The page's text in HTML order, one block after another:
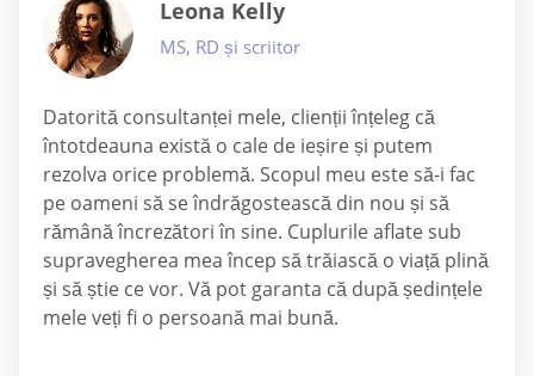
Leona Kelly
MS, RD și scriitor
Datorită consultanței mele, clienții înțeleg că
întotdeauna există o cale de ieșire și putem
rezolva orice problemă. Scopul meu este să-i fac
pe oameni să se îndrăgostească din nou și să
rămână încrezători în sine. Cuplurile aflate sub
supravegherea mea încep să trăiască o viață plină
și să știe ce vor. Vă pot garanta că după ședințele
mele veți fi o persoană mai bună.